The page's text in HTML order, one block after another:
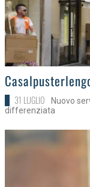
>
31 LUGLIO
Nuovo
differenziata